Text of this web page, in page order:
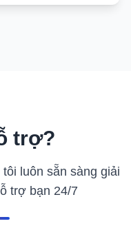
trợ?
luôn sẵn sàng giải
trợ bạn 24/7